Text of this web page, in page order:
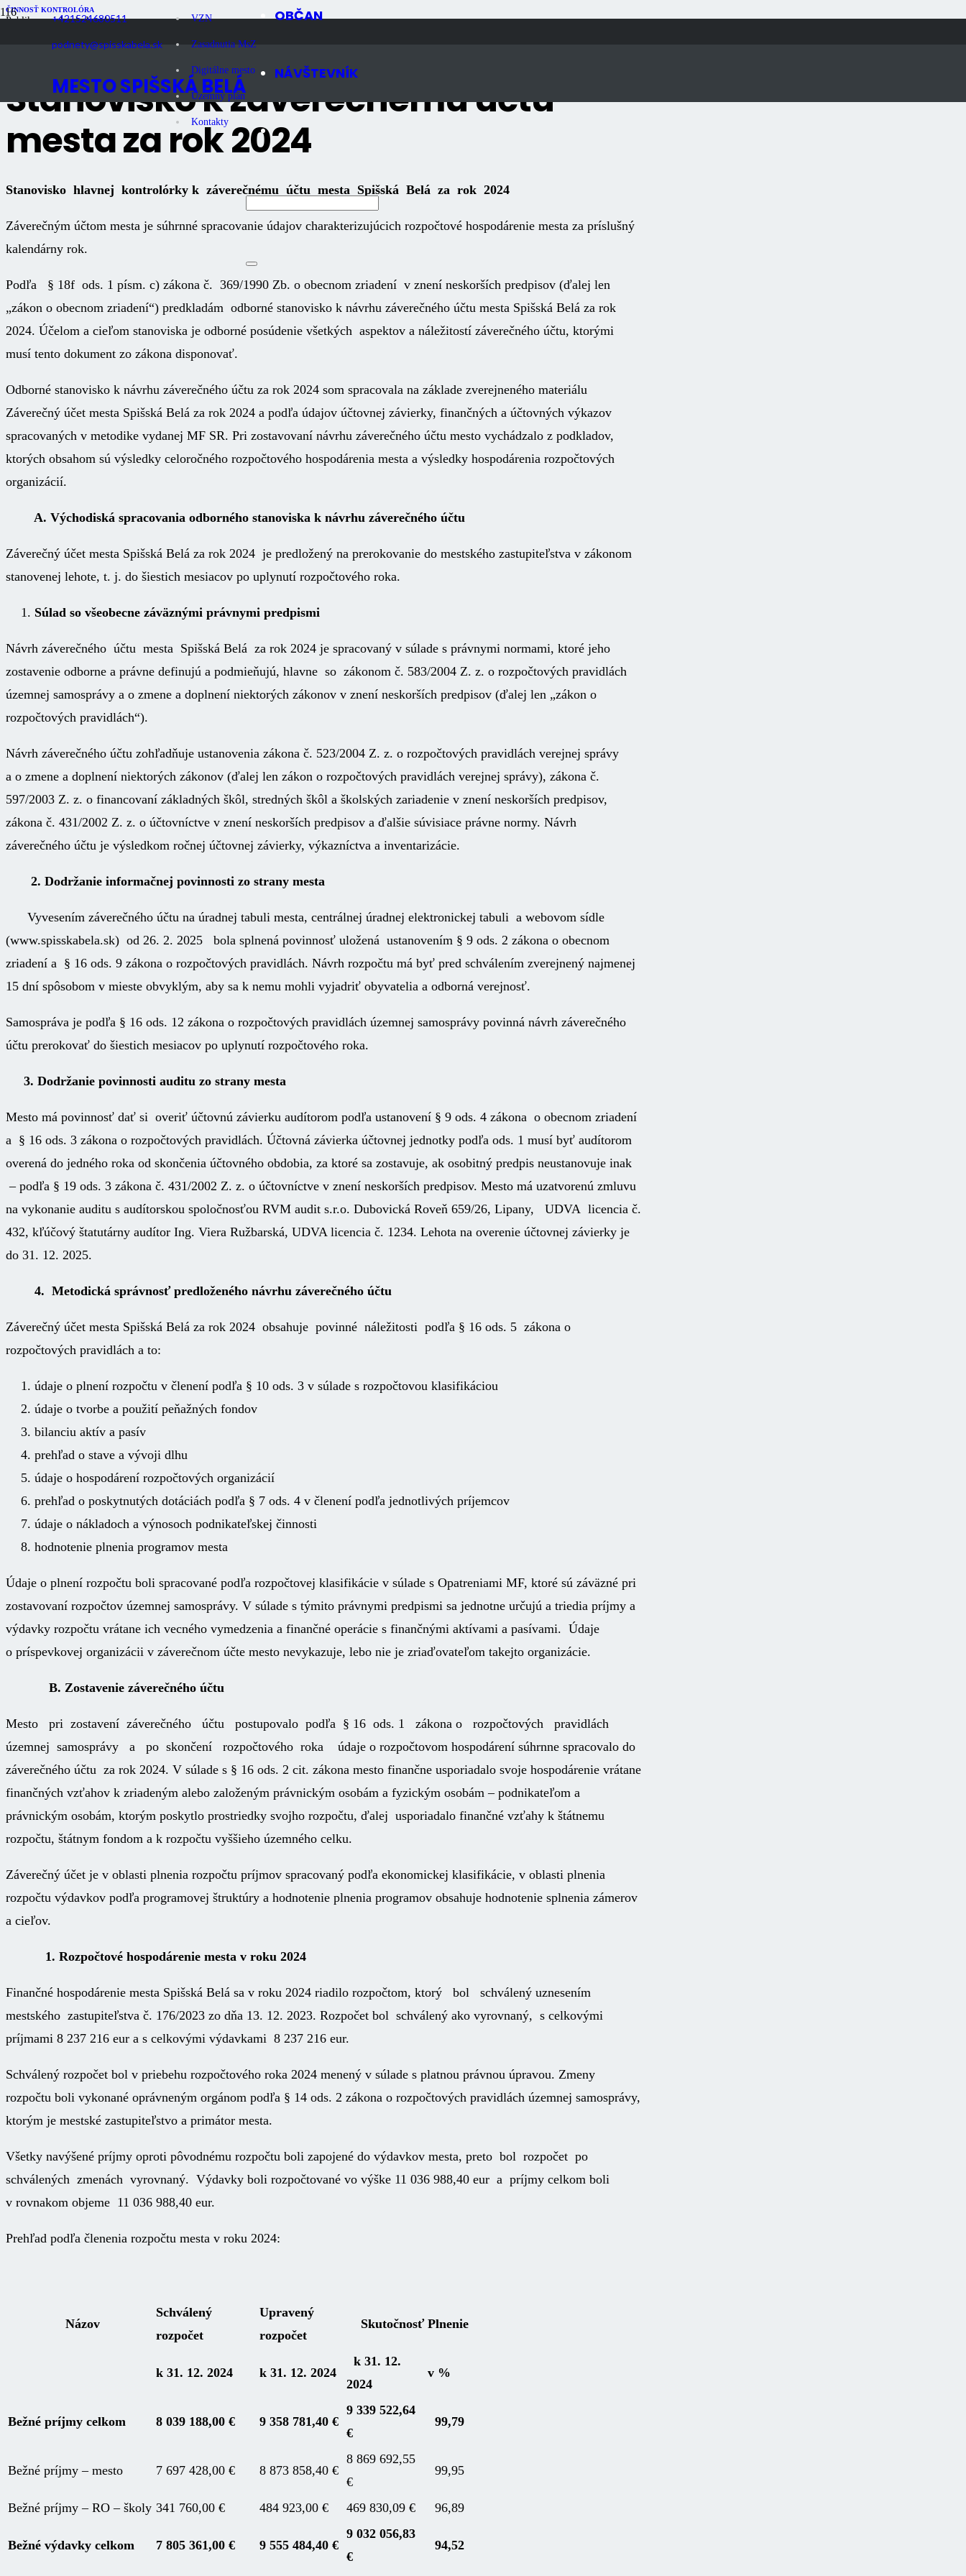
+421524680511
podnety@spisskabela.sk
VZN
Zasadnutia MsZ
Digitálne mesto
Územný plán
Kontakty
MESTO SPIŠSKÁ BELÁ
OBČAN
NÁVŠTEVNÍK
ČINNOSŤ KONTROLÓRA
Publikované1 rok dozadu
Stanovisko k záverečnému účtu
mesta za rok 2024
Stanovisko hlavnej kontrolórky k záverečnému účtu mesta Spišská Belá za rok 2024
Záverečným účtom mesta je súhrnné spracovanie údajov charakterizujúcich rozpočtové hospodárenie mesta za príslušný
kalendárny rok.
Podľa § 18f ods. 1 písm. c) zákona č. 369/1990 Zb. o obecnom zriadení v znení neskorších predpisov (ďalej len
„zákon o obecnom zriadení“) predkladám odborné stanovisko k návrhu záverečného účtu mesta Spišská Belá za rok
2024. Účelom a cieľom stanoviska je odborné posúdenie všetkých aspektov a náležitostí záverečného účtu, ktorými
musí tento dokument zo zákona disponovať.
Odborné stanovisko k návrhu záverečného účtu za rok 2024 som spracovala na základe zverejneného materiálu
Záverečný účet mesta Spišská Belá za rok 2024 a podľa údajov účtovnej závierky, finančných a účtovných výkazov
spracovaných v metodike vydanej MF SR. Pri zostavovaní návrhu záverečného účtu mesto vychádzalo z podkladov,
ktorých obsahom sú výsledky celoročného rozpočtového hospodárenia mesta a výsledky hospodárenia rozpočtových
organizácií.
A. Východiská spracovania odborného stanoviska k návrhu záverečného účtu
Záverečný účet mesta Spišská Belá za rok 2024 je predložený na prerokovanie do mestského zastupiteľstva v zákonom
stanovenej lehote, t. j. do šiestich mesiacov po uplynutí rozpočtového roka.
Súlad so všeobecne záväznými právnymi predpismi
Návrh záverečného účtu mesta Spišská Belá za rok 2024 je spracovaný v súlade s právnymi normami, ktoré jeho
zostavenie odborne a právne definujú a podmieňujú, hlavne so zákonom č. 583/2004 Z. z. o rozpočtových pravidlách
územnej samosprávy a o zmene a doplnení niektorých zákonov v znení neskorších predpisov (ďalej len „zákon o
rozpočtových pravidlách“).
Návrh záverečného účtu zohľadňuje ustanovenia zákona č. 523/2004 Z. z. o rozpočtových pravidlách verejnej správy
a o zmene a doplnení niektorých zákonov (ďalej len zákon o rozpočtových pravidlách verejnej správy), zákona č.
597/2003 Z. z. o financovaní základných škôl, stredných škôl a školských zariadenie v znení neskorších predpisov,
zákona č. 431/2002 Z. z. o účtovníctve v znení neskorších predpisov a ďalšie súvisiace právne normy. Návrh
záverečného účtu je výsledkom ročnej účtovnej závierky, výkazníctva a inventarizácie.
2. Dodržanie informačnej povinnosti zo strany mesta
Vyvesením záverečného účtu na úradnej tabuli mesta, centrálnej úradnej elektronickej tabuli a webovom sídle
(www.spisskabela.sk) od 26. 2. 2025 bola splnená povinnosť uložená ustanovením § 9 ods. 2 zákona o obecnom
zriadení a § 16 ods. 9 zákona o rozpočtových pravidlách. Návrh rozpočtu má byť pred schválením zverejnený najmenej
15 dní spôsobom v mieste obvyklým, aby sa k nemu mohli vyjadriť obyvatelia a odborná verejnosť.
Samospráva je podľa § 16 ods. 12 zákona o rozpočtových pravidlách územnej samosprávy povinná návrh záverečného
účtu prerokovať do šiestich mesiacov po uplynutí rozpočtového roka.
3. Dodržanie povinnosti auditu zo strany mesta
Mesto má povinnosť dať si overiť účtovnú závierku audítorom podľa ustanovení § 9 ods. 4 zákona o obecnom zriadení
a § 16 ods. 3 zákona o rozpočtových pravidlách. Účtovná závierka účtovnej jednotky podľa ods. 1 musí byť audítorom
overená do jedného roka od skončenia účtovného obdobia, za ktoré sa zostavuje, ak osobitný predpis neustanovuje inak
– podľa § 19 ods. 3 zákona č. 431/2002 Z. z. o účtovníctve v znení neskorších predpisov. Mesto má uzatvorenú zmluvu
na vykonanie auditu s audítorskou spoločnosťou RVM audit s.r.o. Dubovická Roveň 659/26, Lipany, UDVA licencia č.
432, kľúčový štatutárny audítor Ing. Viera Ružbarská, UDVA licencia č. 1234. Lehota na overenie účtovnej závierky je
do 31. 12. 2025.
4. Metodická správnosť predloženého návrhu záverečného účtu
Záverečný účet mesta Spišská Belá za rok 2024 obsahuje povinné náležitosti podľa § 16 ods. 5 zákona o
rozpočtových pravidlách a to:
údaje o plnení rozpočtu v členení podľa § 10 ods. 3 v súlade s rozpočtovou klasifikáciou
údaje o tvorbe a použití peňažných fondov
bilanciu aktív a pasív
prehľad o stave a vývoji dlhu
údaje o hospodárení rozpočtových organizácií
prehľad o poskytnutých dotáciách podľa § 7 ods. 4 v členení podľa jednotlivých príjemcov
údaje o nákladoch a výnosoch podnikateľskej činnosti
hodnotenie plnenia programov mesta
Údaje o plnení rozpočtu boli spracované podľa rozpočtovej klasifikácie v súlade s Opatreniami MF, ktoré sú záväzné pri
zostavovaní rozpočtov územnej samosprávy. V súlade s týmito právnymi predpismi sa jednotne určujú a triedia príjmy a
výdavky rozpočtu vrátane ich vecného vymedzenia a finančné operácie s finančnými aktívami a pasívami. Údaje
o príspevkovej organizácii v záverečnom účte mesto nevykazuje, lebo nie je zriaďovateľom takejto organizácie.
B. Zostavenie záverečného účtu
Mesto pri zostavení záverečného účtu postupovalo podľa § 16 ods. 1 zákona o rozpočtových pravidlách
územnej samosprávy a po skončení rozpočtového roka údaje o rozpočtovom hospodárení súhrnne spracovalo do
záverečného účtu za rok 2024. V súlade s § 16 ods. 2 cit. zákona mesto finančne usporiadalo svoje hospodárenie vrátane
finančných vzťahov k zriadeným alebo založeným právnickým osobám a fyzickým osobám – podnikateľom a
právnickým osobám, ktorým poskytlo prostriedky svojho rozpočtu, ďalej usporiadalo finančné vzťahy k štátnemu
rozpočtu, štátnym fondom a k rozpočtu vyššieho územného celku.
Záverečný účet je v oblasti plnenia rozpočtu príjmov spracovaný podľa ekonomickej klasifikácie, v oblasti plnenia
rozpočtu výdavkov podľa programovej štruktúry a hodnotenie plnenia programov obsahuje hodnotenie splnenia zámerov
a cieľov.
1. Rozpočtové hospodárenie mesta v roku 2024
Finančné hospodárenie mesta Spišská Belá sa v roku 2024 riadilo rozpočtom, ktorý bol schválený uznesením
mestského zastupiteľstva č. 176/2023 zo dňa 13. 12. 2023. Rozpočet bol schválený ako vyrovnaný, s celkovými
príjmami 8 237 216 eur a s celkovými výdavkami 8 237 216 eur.
Schválený rozpočet bol v priebehu rozpočtového roka 2024 menený v súlade s platnou právnou úpravou. Zmeny
rozpočtu boli vykonané oprávneným orgánom podľa § 14 ods. 2 zákona o rozpočtových pravidlách územnej samosprávy,
ktorým je mestské zastupiteľstvo a primátor mesta.
Všetky navýšené príjmy oproti pôvodnému rozpočtu boli zapojené do výdavkov mesta, preto bol rozpočet po
schválených zmenách vyrovnaný. Výdavky boli rozpočtované vo výške 11 036 988,40 eur a príjmy celkom boli
v rovnakom objeme 11 036 988,40 eur.
Prehľad podľa členenia rozpočtu mesta v roku 2024:
Názov
Schválený
rozpočet
Upravený
rozpočet
Skutočnosť Plnenie
k 31. 12. 2024 k 31. 12. 2024
k 31. 12.
2024
v %
Bežné príjmy celkom 8 039 188,00 € 9 358 781,40 €
9 339 522,64
€
99,79
Bežné príjmy – mesto 7 697 428,00 € 8 873 858,40 €
8 869 692,55
€
99,95
Bežné príjmy – RO – školy 341 760,00 € 484 923,00 € 469 830,09 € 96,89
Bežné výdavky celkom 7 805 361,00 € 9 555 484,40 €
9 032 056,83
€
94,52